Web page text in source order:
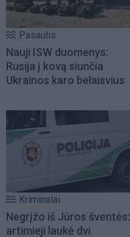
Pasaulis
Nauji ISW duomenys:
Rusija į kovą siunčia
Ukrainos karo belaisvius
Kriminalai
Negrįžo iš Jūros šventės:
artimieji laukė dvi